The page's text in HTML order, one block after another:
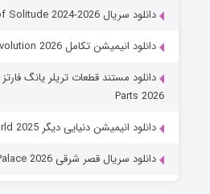
دانلود سریال One Hundred Years of Solitude 2024-2026
دانلود انیمیشن تکامل Evolution 2026
Parts 2026
دانلود انیمیشن دنیایی دیگر Another World 2025
دانلود سریال قصر شرقی The East Palace 2026